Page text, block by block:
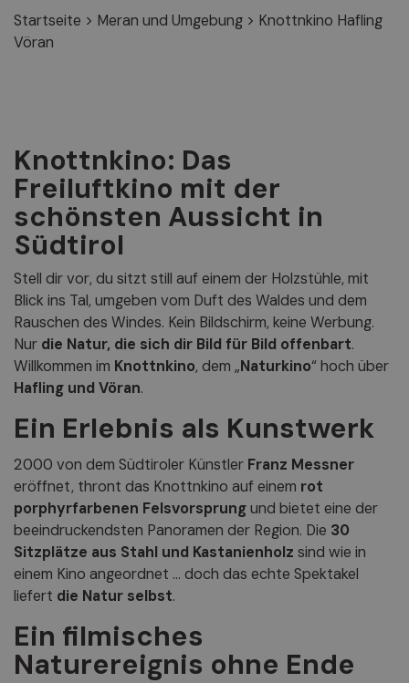
Startseite > Meran und Umgebung > Knottnkino Hafling
Vöran
Knottnkino: Das
Freiluftkino mit der
schönsten Aussicht in
Südtirol
Stell dir vor, du sitzt still auf einem der Holzstühle, mit
Blick ins Tal, umgeben vom Duft des Waldes und dem
Rauschen des Windes. Kein Bildschirm, keine Werbung.
Nur die Natur, die sich dir Bild für Bild offenbart.
Willkommen im Knottnkino, dem „Naturkino“ hoch über
Hafling und Vöran.
Ein Erlebnis als Kunstwerk
2000 von dem Südtiroler Künstler Franz Messner
eröffnet, thront das Knottnkino auf einem rot
porphyrfarbenen Felsvorsprungund bietet eine der
beeindruckendsten Panoramen der Region. Die 30
Sitzplätze aus Stahl und Kastanienholz sind wie in
einem Kino angeordnet … doch das echte Spektakel
liefert die Natur selbst.
Ein filmisches
Naturereignis ohne Ende